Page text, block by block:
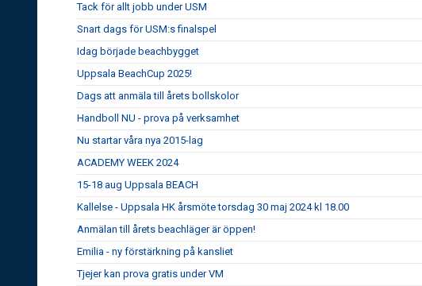
Tack för allt jobb under USM
Snart dags för USM:s finalspel
Idag började beachbygget
Uppsala BeachCup 2025!
Dags att anmäla till årets bollskolor
Handboll NU - prova på verksamhet
Nu startar våra nya 2015-lag
ACADEMY WEEK 2024
15-18 aug Uppsala BEACH
Kallelse - Uppsala HK årsmöte torsdag 30 maj 2024 kl 18.00
Anmälan till årets beachläger är öppen!
Emilia - ny förstärkning på kansliet
Tjejer kan prova gratis under VM